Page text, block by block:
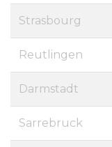
Strasbourg
Reutlingen
Darmstadt
Sarrebruck